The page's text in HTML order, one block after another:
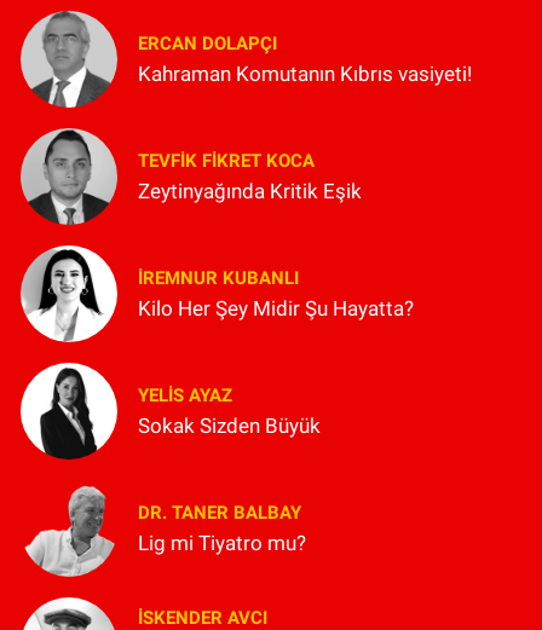
ERCAN DOLAPÇI
Kahraman Komutanın Kıbrıs vasiyeti!
TEVFIK FIKRET KOCA
Zeytinyağında Kritik Eşik
İREMNUR KUBANLI
Kilo Her Şey Midir Şu Hayatta?
YELIS AYAZ
Sokak Sizden Büyük
DR. TANER BALBAY
Lig mi Tiyatro mu?
İSKENDER AVCI